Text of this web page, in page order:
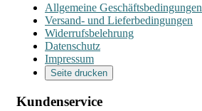
Allgemeine Geschäftsbedingungen
Versand- und Lieferbedingungen
Widerrufsbelehrung
Datenschutz
Impressum
Seite drucken
Kundenservice